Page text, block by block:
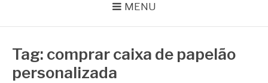
MENU
Tag: comprar caixa de papelão
personalizada